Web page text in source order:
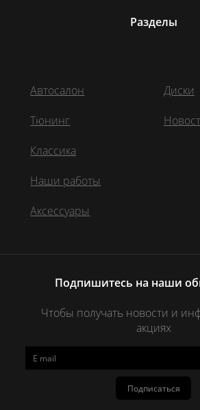
Разделы
Автосалон
Тюнинг
Классика
Наши работы
Аксессуары
Диски
Подпишитесь на наши
Чтобы получать новости и
акциях
Подписаться